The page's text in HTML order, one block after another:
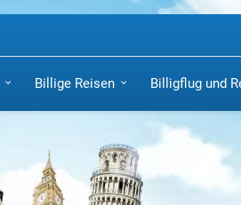
Billige Reisen Billigflug und